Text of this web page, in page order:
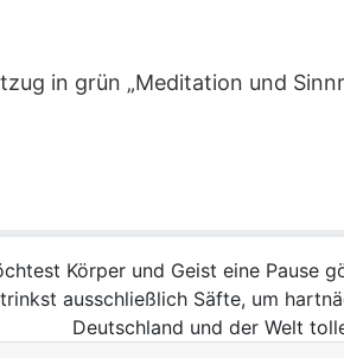
Körper und Geist eine Pause
ausschließlich Säfte, um
Deutschland und der Welt